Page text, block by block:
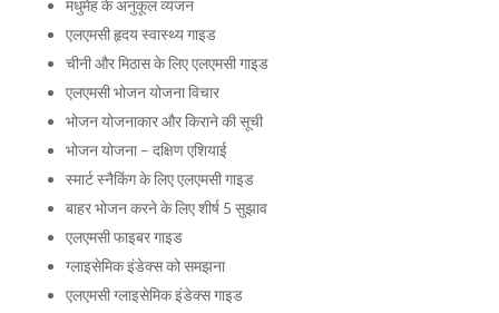
मधुमेह के अनुकूल व्यंजन
एलएमसी हृदय स्वास्थ्य गाइड
चीनी और मिठास के लिए एलएमसी गाइड
एलएमसी भोजन योजना विचार
भोजन योजनाकार और किराने की सूची
भोजन योजना – दक्षिण एशियाई
स्मार्ट स्नैकिंग के लिए एलएमसी गाइड
बाहर भोजन करने के लिए शीर्ष 5 सुझाव
एलएमसी फाइबर गाइड
ग्लाइसेमिक इंडेक्स को समझना
एलएमसी ग्लाइसेमिक इंडेक्स गाइड